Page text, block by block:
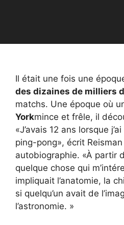
Il était une fois une
des dizaines de milliers
matchs. Une époque où
Yorkmince et frêle, il
«J’avais 12 ans lorsque
ping-pong», écrit
autobiographie. «À partir
quelque chose qui
impliquait l’anatomie, la
si quelqu’un avait de
l’astronomie. »